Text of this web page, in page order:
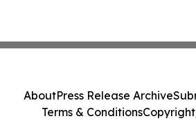
AboutPress Release Archive
Terms & Conditions